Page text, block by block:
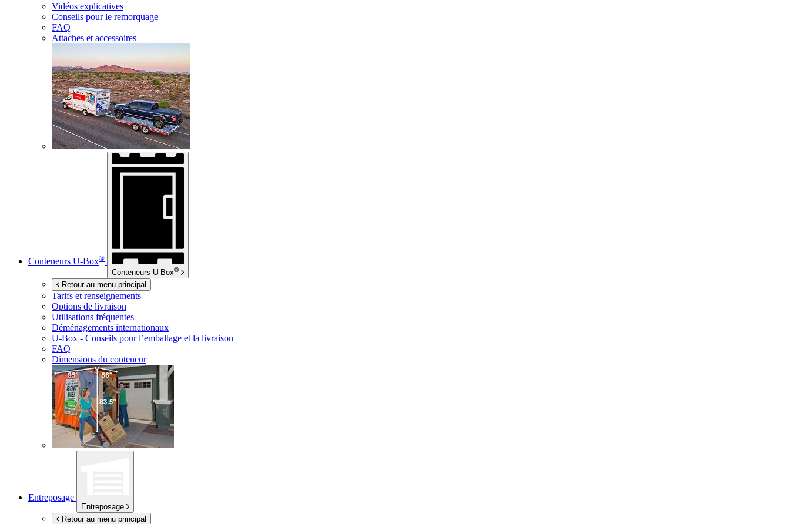
Vidéos explicatives
Conseils pour le remorquage
FAQ
Attaches et accessoires
Conteneurs U-Box®
Conteneurs U-Box®
Retour au menu principal
Tarifs et renseignements
Options de livraison
Utilisations fréquentes
Déménagements internationaux
U-Box - Conseils pour l’emballage et la livraison
FAQ
Dimensions du conteneur
Entreposage
Entreposage
Retour au menu principal